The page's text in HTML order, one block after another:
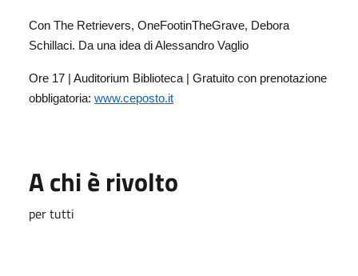
Con The Retrievers, OneFootinTheGrave, Debora
Schillaci. Da una idea di Alessandro Vaglio
Ore 17 | Auditorium Biblioteca | Gratuito con prenotazione
obbligatoria: www.ceposto.it
A chi è rivolto
per tutti